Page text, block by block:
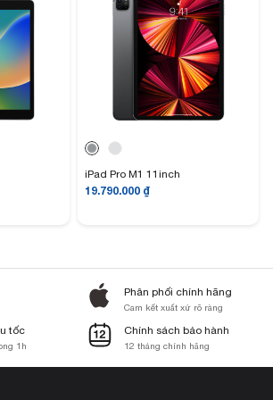
vời bứt phá mọi giới hạn
của iPad Pro M2 có tận 8 lõi CPU và 10 lõi GPU
vượt trội hơn so với thế hệ Apple iPad Pro M1
có có hiệu suất nhanh hơn 15% và khả năng xử
dùng cho hầu hết mọi tác vụ kể cả đồ họa nâng
đặt về giao hiện hay nâng cao khả năng bảo
còn được hỗ trợ đầy đủ các công nghệ màn
True Tone và ProMotion, chắc hẳn đây là tất cả
iPad Pro M1 11inch
19.790.000 ₫
Phân phối chính hãng
Cam kết xuất xứ rõ ràng
tốc
1h
Chính sách bảo hành
12 tháng chính hãng